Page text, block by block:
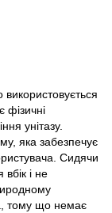
використовується
фізичні
унітазу.
яка забезпечує
Сидячи
і не
тому що немає